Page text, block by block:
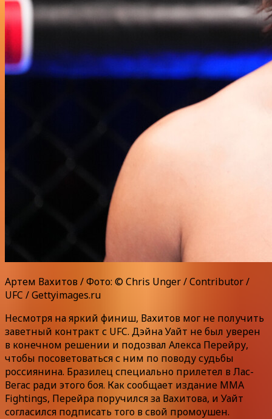
Артем Вахитов / Фото: © Chris Unger / Contributor /
UFC / Gettyimages.ru
Несмотря на яркий финиш, Вахитов мог не получить
заветный контракт с UFC. Дэйна Уайт не был уверен
в конечном решении и подозвал Алекса Перейру,
чтобы посоветоваться с ним по поводу судьбы
россиянина. Бразилец специально прилетел в Лас-
Вегас ради этого боя. Как сообщает издание MMA
Fightings, Перейра поручился за Вахитова, и Уайт
согласился подписать того в свой промоушен.